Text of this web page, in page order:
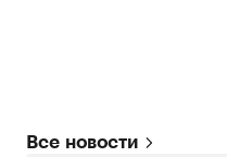
Все новости